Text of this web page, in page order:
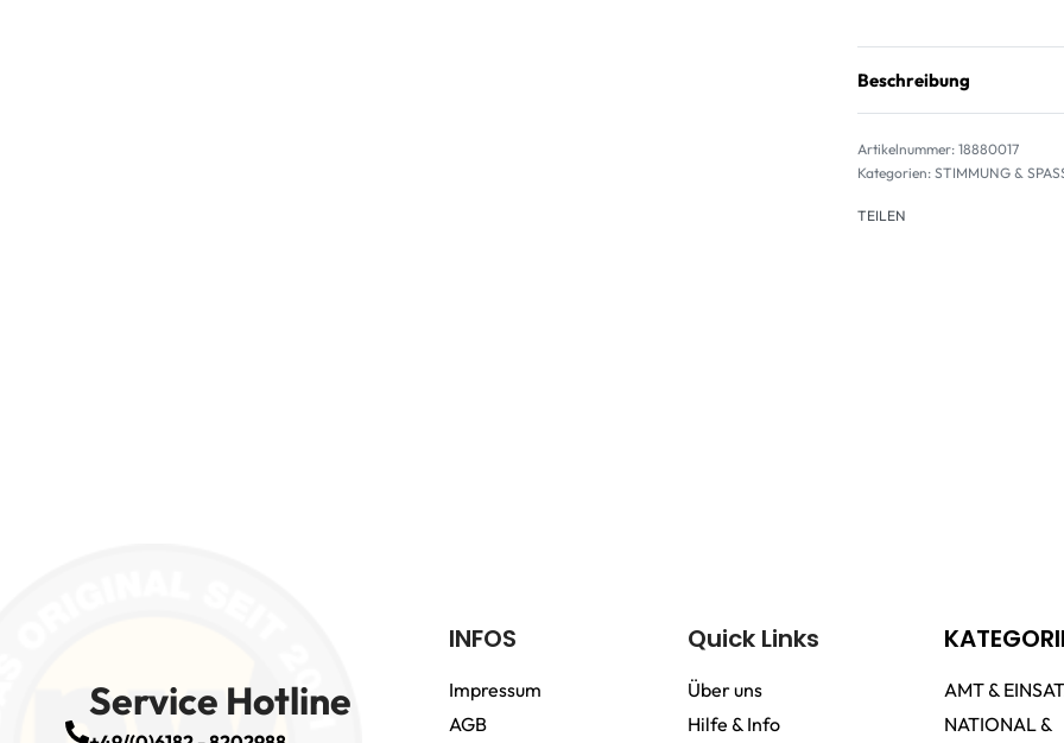
Beschreibung
18880017
Kategorien: STIMMUNG &
TEILEN
Service Hotline
INFOS
Impressum
AGB
Quick Links
Über uns
Hilfe & Info
AMT &
NATIONAL &